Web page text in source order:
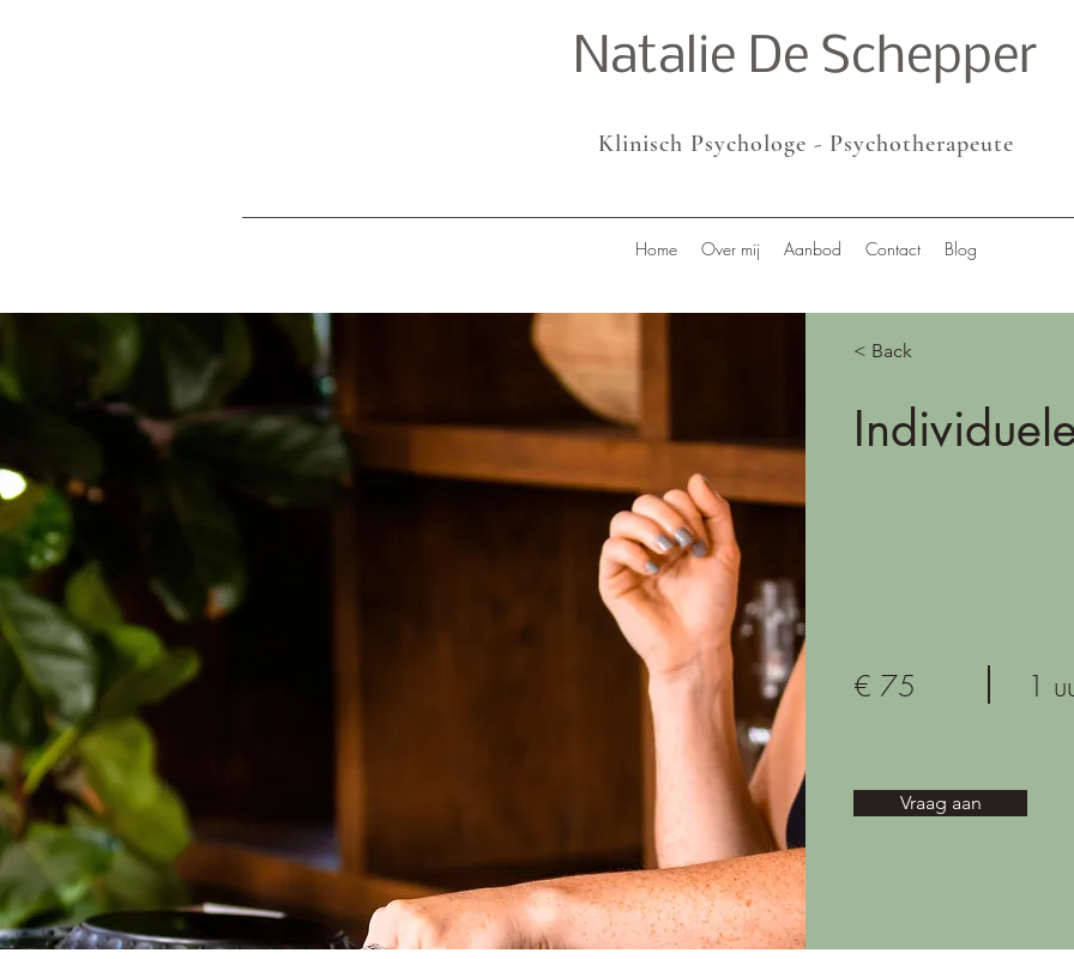
Natalie De Schepper
Klinisch Psychologe - Psychotherapeute
Home Over mij Aanbod Contact Blog
< Back
€ 75 1
Vraag aan